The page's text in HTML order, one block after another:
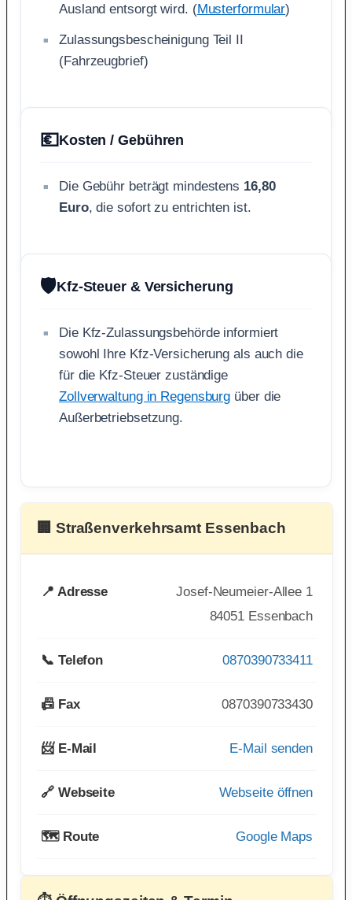
Ausland entsorgt wird. (Musterformular)
Zulassungsbescheinigung Teil II
(Fahrzeugbrief)
💶Kosten / Gebühren
Die Gebühr beträgt mindestens 16,80
Euro, die sofort zu entrichten ist.
🛡️Kfz-Steuer & Versicherung
Die Kfz-Zulassungsbehörde informiert
sowohl Ihre Kfz-Versicherung als auch die
für die Kfz-Steuer zuständige
Zollverwaltung in Regensburg über die
Außerbetriebsetzung.
🏢 Straßenverkehrsamt Essenbach
📍 Adresse
Josef-Neumeier-Allee 1
84051 Essenbach
📞 Telefon 0870390733411
📠 Fax 0870390733430
📨 E-Mail E-Mail senden
🔗 Webseite Webseite öffnen
🗺️ Route Google Maps